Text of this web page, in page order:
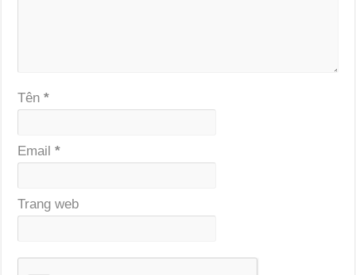
Tên*
Email*
Trang web